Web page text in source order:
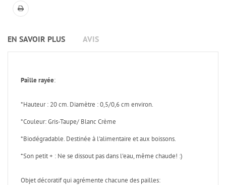
EN SAVOIR PLUS AVIS
Paille rayée:
*Hauteur : 20 cm. Diamètre : 0,5/0,6 cm environ.
*Couleur: Gris-Taupe/ Blanc Crème
*Biodégradable. Destinée à l'alimentaire et aux boissons.
*Son petit + : Ne se dissout pas dans l'eau, même chaude! :)
Objet décoratif qui agrémente chacune des pailles: